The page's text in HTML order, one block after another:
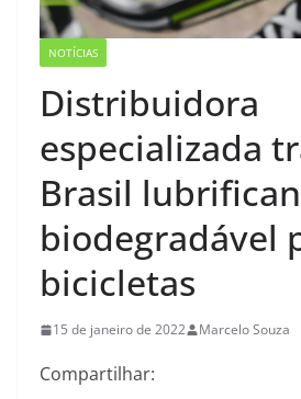
NOTÍCIAS
Distribuidora
especializada
Brasil
biodegradável
bicicletas
15 de janeiro de 2022 Marcelo Souza
Compartilhar: